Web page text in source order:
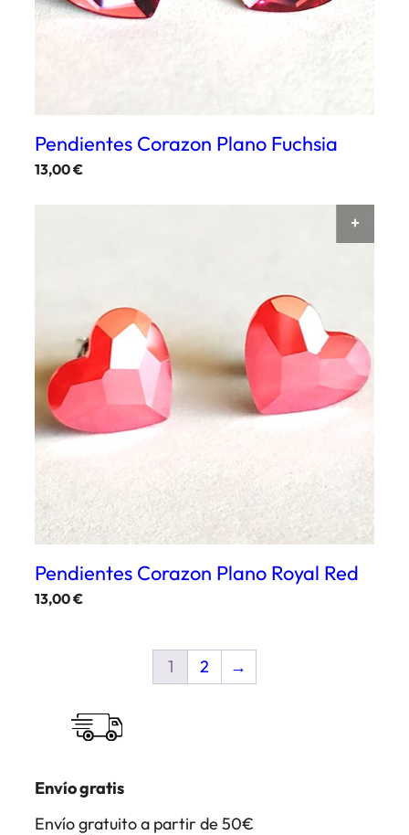
Pendientes Corazon Plano Fuchsia
13,00€
Pendientes Corazon Plano Royal Red
13,00€
1 2 →
Envío gratis
Envío gratuito a partir de 50€